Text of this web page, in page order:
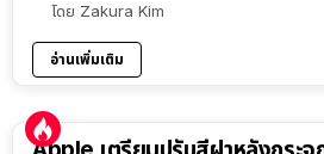
โดย Zakura Kim
อ่านเพิ่มเติม